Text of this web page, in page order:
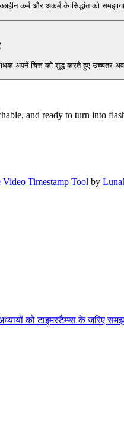
कर्म और अकर्म के सिद्धांत को
अपने चित्त को शुद्ध करते हुए उच्चतर
and ready to turn into
Video Timestamp Tool by
को टाइमस्टैम्प्स के